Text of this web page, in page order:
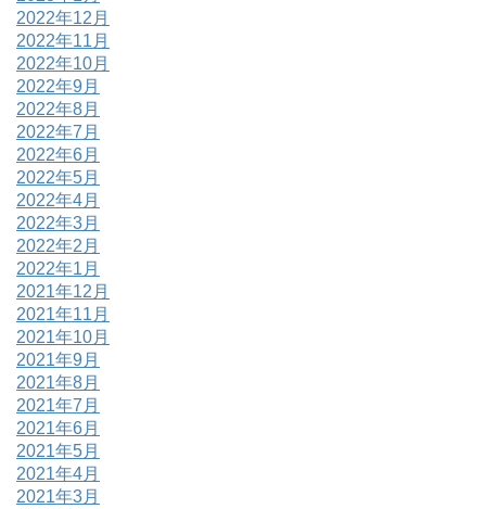
2022年12月
2022年11月
2022年10月
2022年9月
2022年8月
2022年7月
2022年6月
2022年5月
2022年4月
2022年3月
2022年2月
2022年1月
2021年12月
2021年11月
2021年10月
2021年9月
2021年8月
2021年7月
2021年6月
2021年5月
2021年4月
2021年3月